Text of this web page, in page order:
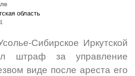
область
Сибирское Иркутской
штраф за управление
виде после ареста его